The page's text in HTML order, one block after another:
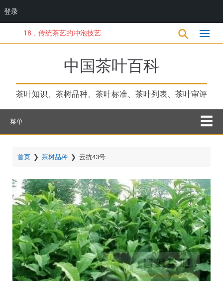
到
18，传统茶艺的冲泡技艺
中国茶叶百科
茶叶知识、茶树品种、茶叶标准、茶叶列表、茶叶审评
菜单
首页 ❯ 茶树品种 ❯ 云抗43号
登录